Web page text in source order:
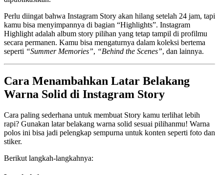
Perlu diingat bahwa Instagram Story akan hilang setelah 24 jam, tapi
kamu bisa menyimpannya di bagian “Highlights”. Instagram
Highlight adalah album story pilihan yang tetap tampil di profilmu
secara permanen. Kamu bisa mengaturnya dalam koleksi bertema
seperti “Summer Memories”, “Behind the Scenes”, dan lainnya.
Cara Menambahkan Latar Belakang
Warna Solid di Instagram Story
Cara paling sederhana untuk membuat Story kamu terlihat lebih
rapi? Gunakan latar belakang warna solid sesuai pilihanmu! Warna
polos ini bisa jadi pelengkap sempurna untuk konten seperti foto dan
stiker.
Berikut langkah-langkahnya: